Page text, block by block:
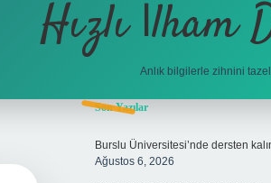
Hızlı İlham
Anlık bilgilerle zihnini
Sidebar
Son Yazılar
Burslu Üniversitesi’nde dersten
Ağustos 6, 2026